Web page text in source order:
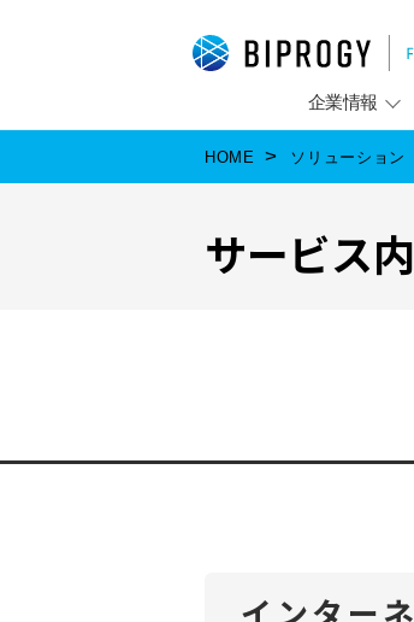
企業情報
HOME ソリューション
サービス
インター